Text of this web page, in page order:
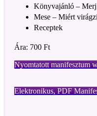
Könyvajánló –
Mese – Miért
Receptek
Ára: 700 Ft
Nyomtatott manifesztum
Elektronikus, PDF